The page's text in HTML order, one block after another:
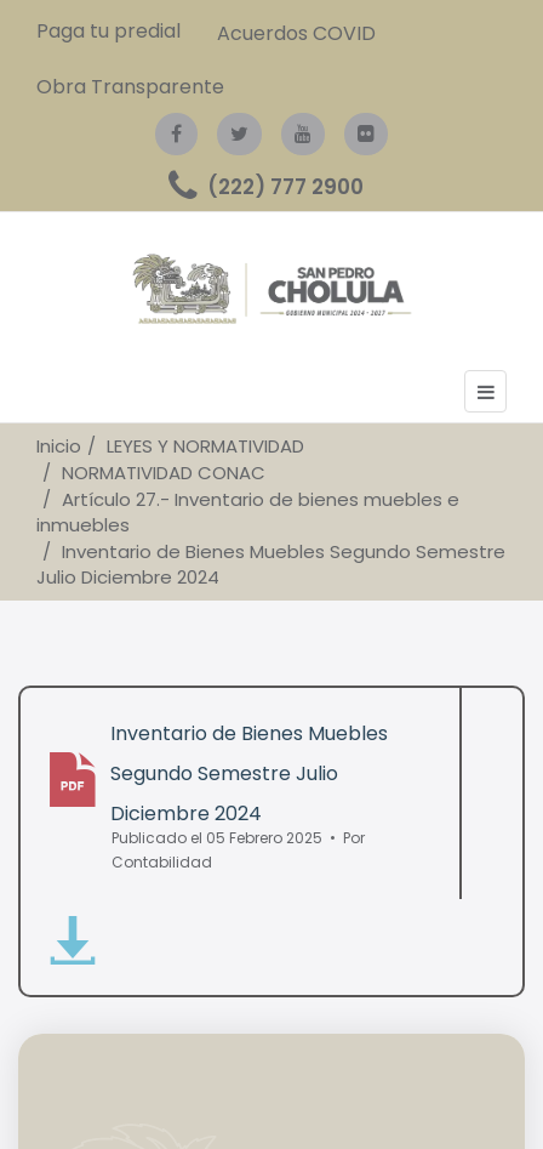
Paga tu predial
Acuerdos COVID
Obra Transparente
(222) 777 2900
Inicio
LEYES Y NORMATIVIDAD
NORMATIVIDAD CONAC
Artículo 27.- Inventario de bienes muebles e
inmuebles
Inventario de Bienes Muebles Segundo Semestre
Julio Diciembre 2024
pdf
Inventario de Bienes Muebles
Segundo Semestre Julio
Diciembre 2024
Publicado el 05 Febrero 2025
Por
Contabilidad